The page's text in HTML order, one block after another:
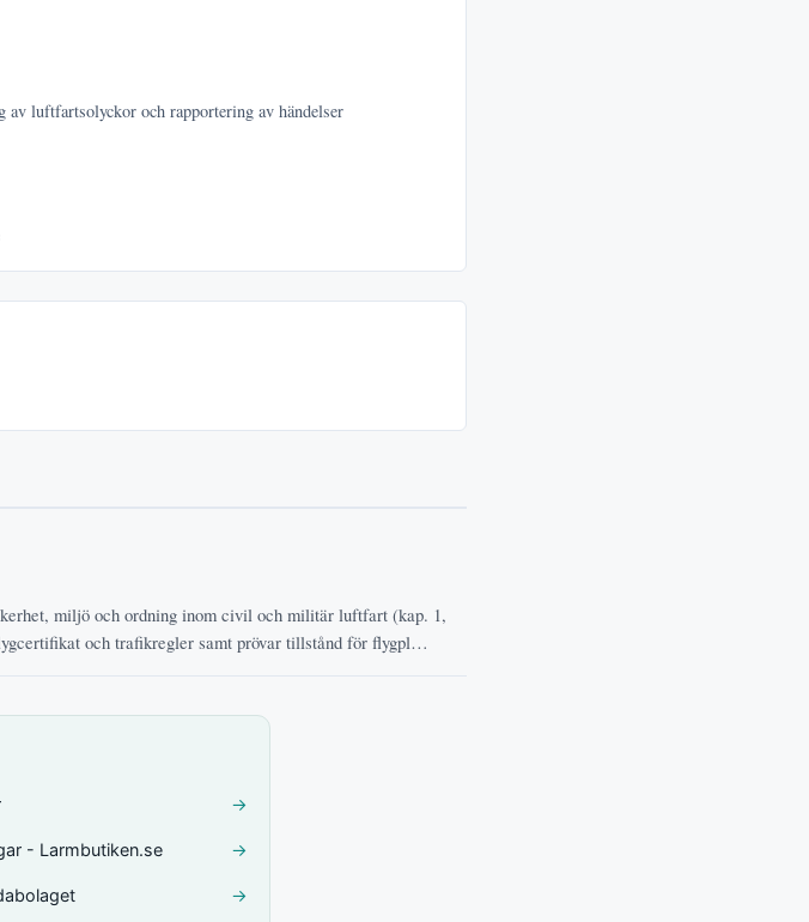
av luftfartsolyckor och rapportering av händelser
miljö och ordning inom civil och militär luftfart (kap. 1,
och trafikregler samt prövar tillstånd för flygpl…
→
- Larmbutiken.se →
→